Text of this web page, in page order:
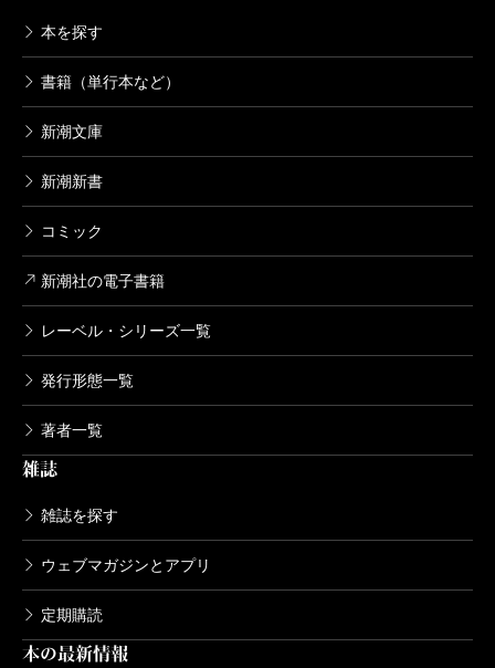
本を探す
書籍（単行本など）
新潮文庫
新潮新書
コミック
新潮社の電子書籍
レーベル・シリーズ一覧
発行形態一覧
著者一覧
雑誌
雑誌を探す
ウェブマガジンとアプリ
定期購読
本の最新情報